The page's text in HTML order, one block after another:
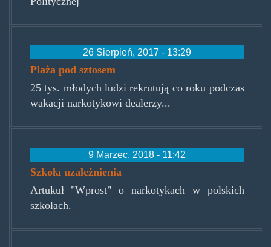
26 Sierpień, 2017 - 13:29
Plaża pod sztosem
25 tys. młodych ludzi rekrutują co roku podczas
wakacji narkotykowi dealerzy...
9 Marzec, 2018 - 11:42
Szkoła uzależnienia
Artukuł "Wprost" o narkotykach w polskich
szkołach.